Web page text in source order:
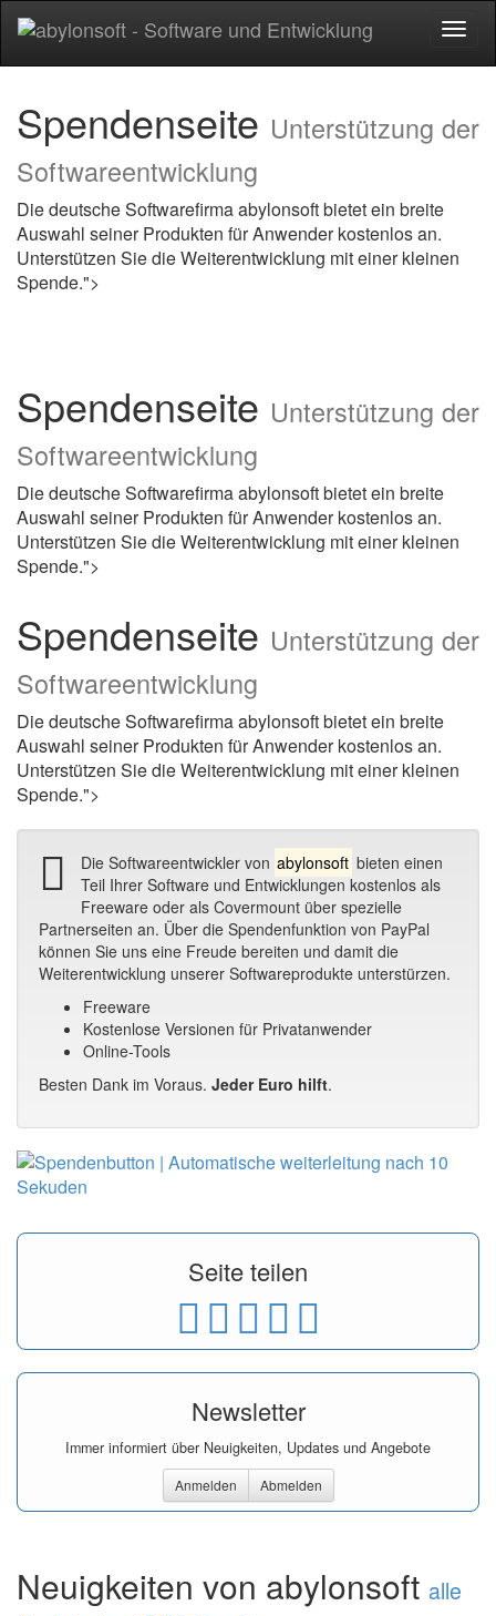
Spendenseite Unterstützung der
Softwareentwicklung
Die deutsche Softwarefirma abylonsoft bietet ein breite
Auswahl seiner Produkten für Anwender kostenlos an.
Unterstützen Sie die Weiterentwicklung mit einer kleinen
Spende.">
Spendenseite Unterstützung der
Softwareentwicklung
Die deutsche Softwarefirma abylonsoft bietet ein breite
Auswahl seiner Produkten für Anwender kostenlos an.
Unterstützen Sie die Weiterentwicklung mit einer kleinen
Spende.">
Spendenseite Unterstützung der
Softwareentwicklung
Die deutsche Softwarefirma abylonsoft bietet ein breite
Auswahl seiner Produkten für Anwender kostenlos an.
Unterstützen Sie die Weiterentwicklung mit einer kleinen
Spende.">
Die Softwareentwickler von abylonsoft bieten einen
Teil Ihrer Software und Entwicklungen kostenlos als
Freeware oder als Covermount über spezielle
Partnerseiten an. Über die Spendenfunktion von PayPal
können Sie uns eine Freude bereiten und damit die
Weiterentwicklung unserer Softwareprodukte unterstürzen.
Freeware
Kostenlose Versionen für Privatanwender
Online-Tools
Besten Dank im Voraus. Jeder Euro hilft.
Seite teilen
Newsletter
Immer informiert über Neuigkeiten, Updates und Angebote
Anmelden Abmelden
Neuigkeiten von abylonsoft alle